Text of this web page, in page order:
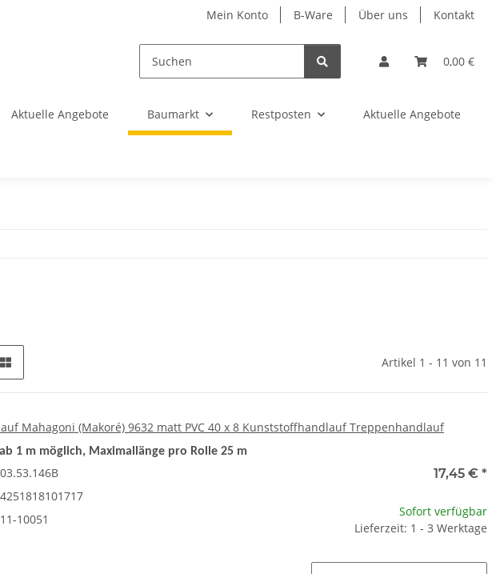
Mein Konto B-Ware Über uns Kontakt
0,00 €
Aktuelle Angebote Baumarkt Restposten Aktuelle Angebote
Artikel 1 - 11 von 11
Mahagoni (Makoré) 9632 matt PVC 40 x 8 Kunststoffhandlauf Treppenhandlauf
1 m möglich, Maximallänge pro Rolle 25 m
03.53.146B
4251818101717
11-10051
17,45 € *
Sofort verfügbar
Lieferzeit: 1 - 3 Werktage